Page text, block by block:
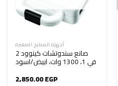
أجهزة المطبخ الصغيرة
صانع سندوتشات كينوود 2
في 1، 1300 وات، ابيض/اسود
2,850.00EGP